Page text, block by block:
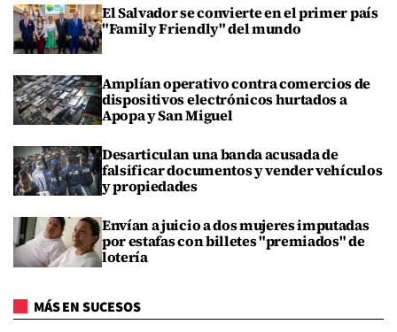
El Salvador se convierte en el primer país
"Family Friendly" del mundo
Amplían operativo contra comercios de
dispositivos electrónicos hurtados a
Apopa y San Miguel
Desarticulan una banda acusada de
falsificar documentos y vender vehículos
y propiedades
Envían a juicio a dos mujeres imputadas
por estafas con billetes "premiados" de
lotería
MÁS EN SUCESOS